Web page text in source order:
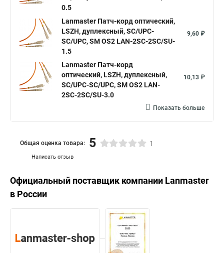
0.5
Lanmaster Патч-корд оптический,
LSZH, дуплексный, SC/UPC-
SC/UPC, SM OS2 LAN-2SC-2SC/SU-
1.5
9,60 ₽
Lanmaster Патч-корд
оптический, LSZH, дуплексный,
SC/UPC-SC/UPC, SM OS2 LAN-
2SC-2SC/SU-3.0
10,13 ₽
Показать больше
Написать отзыв
Общая оценка товара: 5 1
Официальный поставщик компании Lanmaster
в России